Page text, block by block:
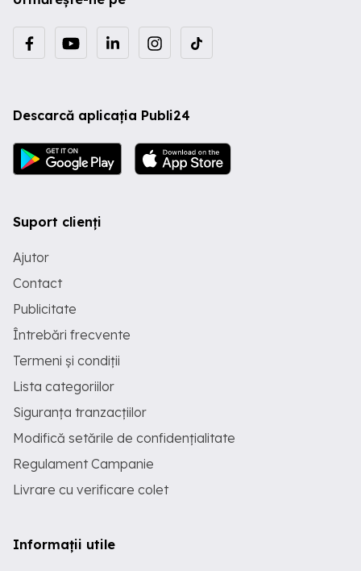
Descarcă aplicația Publi24
Suport clienți
Ajutor
Contact
Publicitate
Întrebări frecvente
Termeni și condiții
Lista categoriilor
Siguranța tranzacțiilor
Modifică setările de confidențialitate
Regulament Campanie
Livrare cu verificare colet
Informații utile